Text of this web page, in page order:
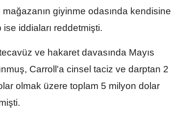
giyinme odasında kendisine
ise iddiaları reddetmişti.
ve hakaret davasında Mayıs
Carroll'a cinsel taciz ve darptan 2
olmak üzere toplam 5 milyon dolar